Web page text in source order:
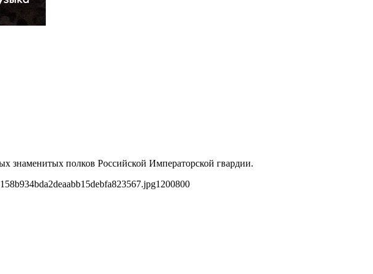
знаменитых полков Российской Императорской гвардии.
1200800